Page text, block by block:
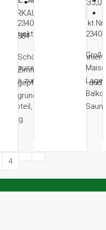
VERKAUFT
Objekt Nr.
Zuhause am
zum
gute
€ 1.035,00
2340 Mödling – Objekt Nr.
584
Schöne, komplett sanierte
Zimmer Wohnung in
gepflegter, sonniger und
grüner Parkanlage
2340
Lage,
4